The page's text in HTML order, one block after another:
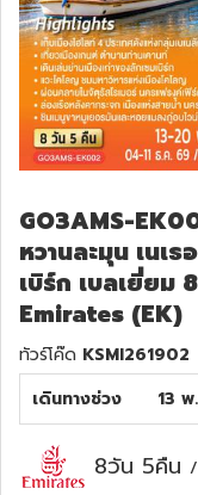
GO3AMS-
หวานละมุน เนเ
เบิร์ก เบลเยี่ยม
Emirates (EK)
ทัวร์โค๊ด KSMI261902
เดินทางช่วง
13
8วัน 5คืน /